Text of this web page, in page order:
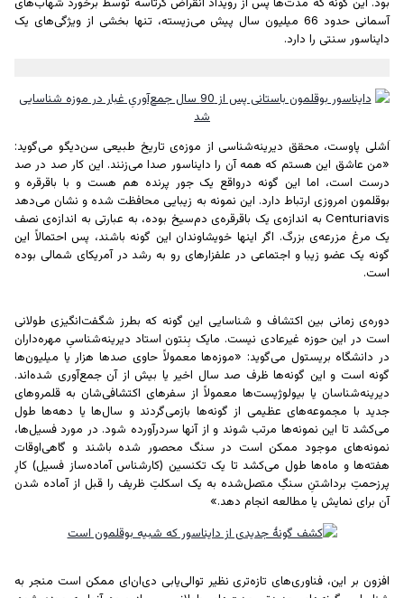
آسمانی حدود 66 میلیون سال پیش می‌زیسته، تنها بخشی از ویژگی‌های یک
دایناسور سنتی را دارد.
اَشلی پاوست، محقق دیرینه‌شناسی از موزه‌ی تاریخ طبیعی سن‌دیگو می‌گوید:
«من عاشق این هستم که همه آن را دایناسور صدا می‌زنند. این کار صد در صد
درست است، اما این گونه درواقع یک جور پرنده هم هست و با باقرقره و
بوقلمون‌ امروزی ارتباط دارد. این نمونه به زیبایی محافظت شده و نشان می‌دهد
Centuriavis به اندازه‌ی یک باقرقره‌ی دم‌سیخ بوده، به عبارتی به اندازه‌ی نصف
یک مرغ مزرعه‌ی بزرگ. اگر اینها خویشاوندان این گونه باشند، پس احتمالاً این
گونه یک عضو زیبا و اجتماعی در علفزارهای رو به رشد در آمریکای شمالی بوده
است.
دوره‌ی زمانی بین اکتشاف و شناسایی این گونه که بطرز شگفت‌انگیزی طولانی
است در این حوزه غیرعادی نیست.
مایک بِنتون استاد دیرینه‌شناسیِ مهره‌داران
در دانشگاه بریستول می‌گوید: «موزه‌ها معمولاً حاوی صدها هزار یا میلیون‌ها
گونه است و این گونه‌ها ظرف صد سال اخیر یا بیش از آن جمع‌آوری شده‌اند.
دیرینه‌شناسان یا بیولوژیست‌ها معمولاً از سفرهای اکتشافی‌شان به قلمروهای
جدید با مجموعه‌های عظیمی از گونه‌ها بازمی‌گردند و سال‌ها یا دهه‌ها طول
می‌کشد تا این نمونه‌ها مرتب شوند و از آنها سردرآورده شود. در مورد فسیل‌ها،
نمونه‌های موجود ممکن است در سنگ محصور شده باشند و گاهی‌اوقات
هفته‌ها و ماه‌ها طول می‌کشد تا یک تکنسین (کارشناس آماده‌ساز فسیل) کارِ
پرزحمتِ برداشتنِ سنگِ متصل‌شده به یک اسکلتِ ظریف را قبل از آماده شدن
آن برای نمایش یا مطالعه انجام دهد.»
افزون بر این، فناوری‌های تازه‌تری نظیر توالی‌یابی دی‌ان‌ای
ممکن است منجر به